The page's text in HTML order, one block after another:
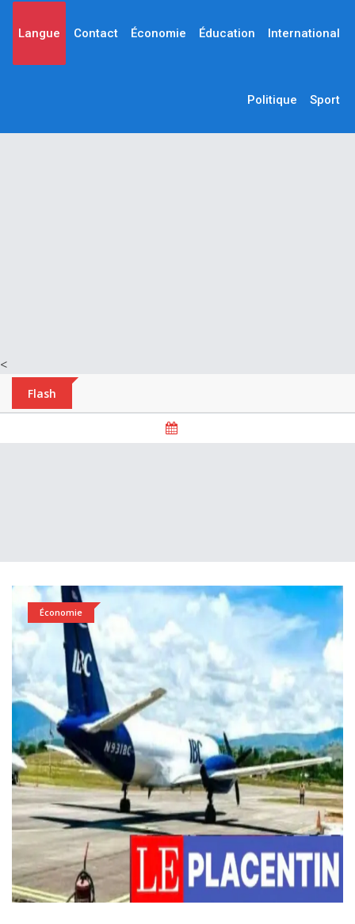
<
Langue Contact Économie Éducation International
Politique Sport
Flash
Économie